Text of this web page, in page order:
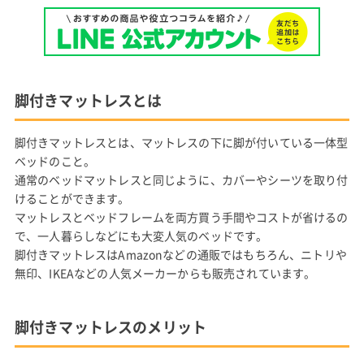
脚付きマットレスとは
脚付きマットレスとは、マットレスの下に脚が付いている一体型
ベッドのこと。
通常のベッドマットレスと同じように、カバーやシーツを取り付
けることができます。
マットレスとベッドフレームを両方買う手間やコストが省けるの
で、一人暮らしなどにも大変人気のベッドです。
脚付きマットレスはAmazonなどの通販ではもちろん、ニトリや
無印、IKEAなどの人気メーカーからも販売されています。
脚付きマットレスのメリット